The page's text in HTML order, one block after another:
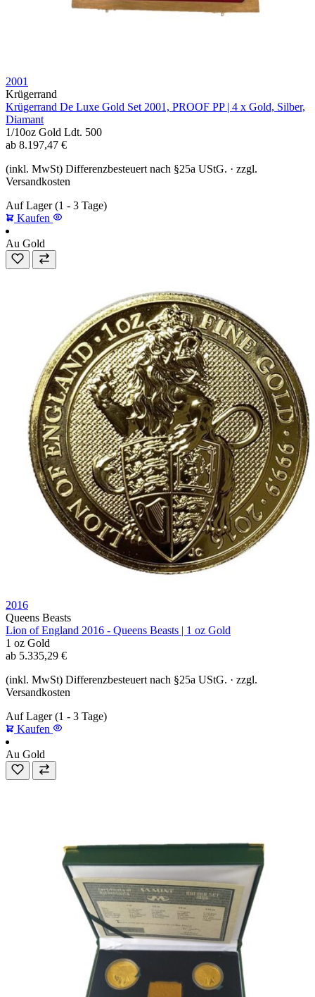
2001
Krügerrand
Krügerrand De Luxe Gold Set 2001, PROOF PP | 4 x Gold, Silber,
Diamant
1/10oz Gold Ldt. 500
ab 8.197,47 €
(inkl. MwSt) Differenzbesteuert nach §25a UStG. · zzgl.
Versandkosten
Auf Lager (1 - 3 Tage)
Kaufen
Au Gold
2016
Queens Beasts
Lion of England 2016 - Queens Beasts | 1 oz Gold
1 oz Gold
ab 5.335,29 €
(inkl. MwSt) Differenzbesteuert nach §25a UStG. · zzgl.
Versandkosten
Auf Lager (1 - 3 Tage)
Kaufen
Au Gold